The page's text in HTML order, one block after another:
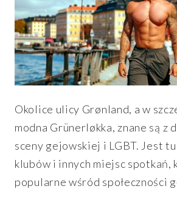
Okolice ulicy Grønland, a w
modna Grünerløkka, znane są z
sceny gejowskiej i LGBT. Jest
klubów i innych miejsc spotkań,
popularne wśród społeczności